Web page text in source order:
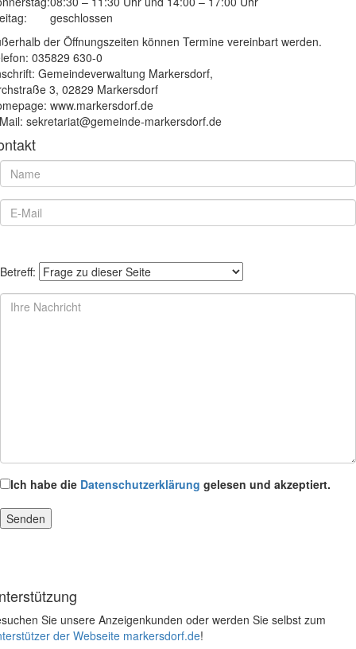
geschlossen
der Öffnungszeiten können Termine vereinbart werden.
035829 630-0
Gemeindeverwaltung Markersdorf,
3, 02829 Markersdorf
www.markersdorf.de
sekretariat@gemeinde-markersdorf.de
Betreff:
Ich habe die Datenschutzerklärung gelesen und akzeptiert.
Sie unsere Anzeigenkunden oder werden Sie selbst zum
der Webseite markersdorf.de!